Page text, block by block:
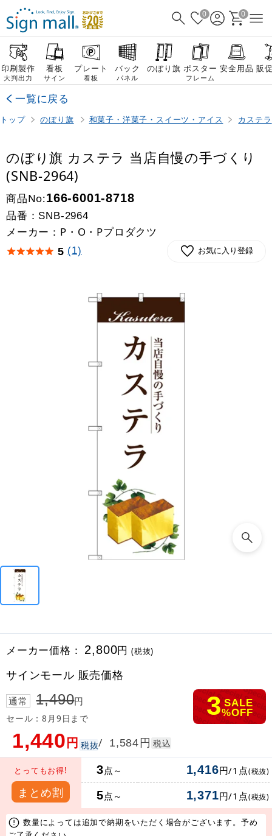
0 0
印刷製作
大判出力
看板
サイン
プレート
看板
バック
パネル
のぼり旗 ポスター
フレーム
安全用品 販
一覧に戻る
トップ のぼり旗 和菓子・洋菓子・スイーツ・アイス カステラ
のぼり旗 カステラ 当店自慢の手づくり
(SNB-2964)
商品No:166-6001-8718
品番： SNB-2964
メーカー：P・O・Pプロダクツ
5 (1) お気に入り登録
メーカー価格： 2,800円(税抜)
サインモール 販売価格
通常 1,490円
セール：8月9日まで 3 SALE
%OFF
1,440円 税抜/ 1,584円 税込
とってもお得!
まとめ割
3点～ 1,416円/1点(税抜)
5点～ 1,371円/1点(税抜)
数量によっては追加で納期をいただく場合がございます。予め